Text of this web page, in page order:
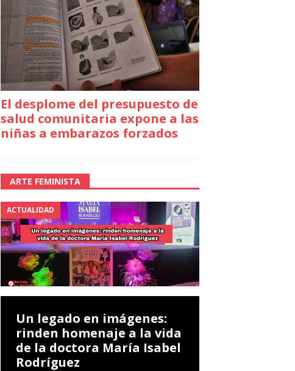
El desplome del presupuesto de
salud comunitaria expone a las
niñas a embarazos forzados
ARTE FEMINISTA
ACTUALIDAD
Un legado en imágenes:
rinden homenaje a la vida
de la doctora María Isabel
Rodríguez